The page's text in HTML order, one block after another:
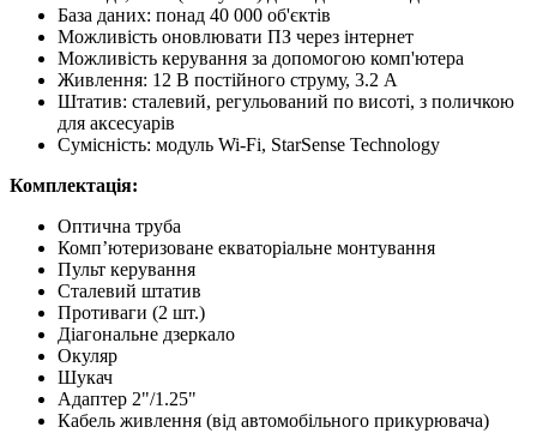
База даних: понад 40 000 об'єктів
Можливість оновлювати ПЗ через інтернет
Можливість керування за допомогою комп'ютера
Живлення: 12 В постійного струму, 3.2 А
Штатив: сталевий, регульований по висоті, з поличкою
для аксесуарів
Сумісність: модуль Wi-Fi, StarSense Technology
Комплектація:
Оптична труба
Комп’ютеризоване екваторіальне монтування
Пульт керування
Сталевий штатив
Противаги (2 шт.)
Діагональне дзеркало
Окуляр
Шукач
Адаптер 2"/1.25"
Кабель живлення (від автомобільного прикурювача)